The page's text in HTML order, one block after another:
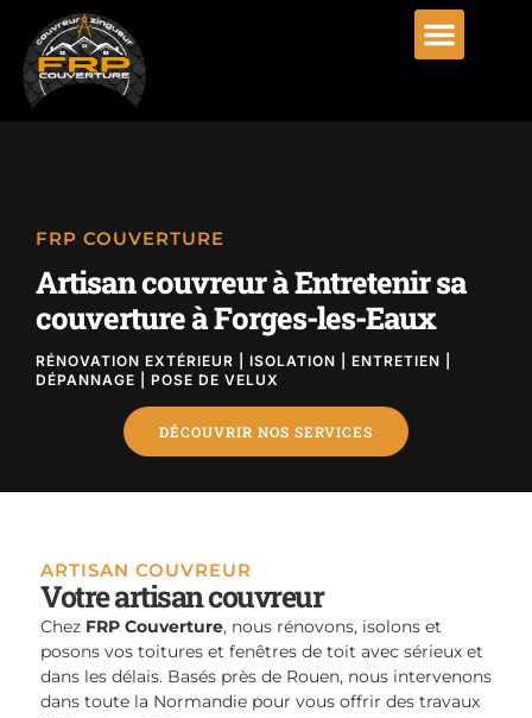
FRP COUVERTURE
Artisan couvreur à Entretenir sa
couverture à Forges-les-Eaux
RÉNOVATION EXTÉRIEUR | ISOLATION | ENTRETIEN |
DÉPANNAGE | POSE DE VELUX
DÉCOUVRIR NOS SERVICES
ARTISAN COUVREUR
Votre artisan couvreur
Chez FRP Couverture, nous rénovons, isolons et
posons vos toitures et fenêtres de toit avec sérieux et
dans les délais. Basés près de Rouen, nous intervenons
dans toute la Normandie pour vous offrir des travaux